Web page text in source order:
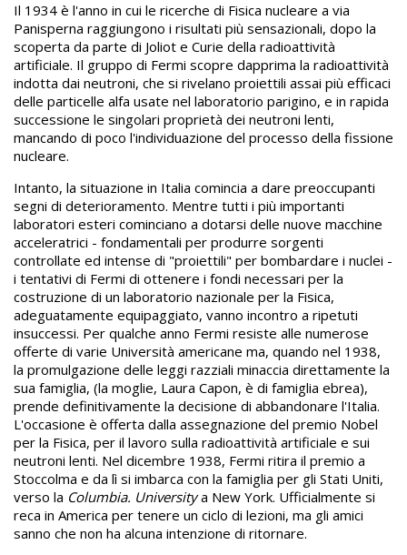
Il 1934 è l'anno in cui le ricerche di Fisica nucleare a via
Panisperna raggiungono i risultati più sensazionali, dopo la
scoperta da parte di Joliot e Curie della radioattività
artificiale. Il gruppo di Fermi scopre dapprima la radioattività
indotta dai neutroni, che si rivelano proiettili assai più efficaci
delle particelle alfa usate nel laboratorio parigino, e in rapida
successione le singolari proprietà dei neutroni lenti,
mancando di poco l'individuazione del processo della fissione
nucleare.
Intanto, la situazione in Italia comincia a dare preoccupanti
segni di deterioramento. Mentre tutti i più importanti
laboratori esteri cominciano a dotarsi delle nuove macchine
acceleratrici - fondamentali per produrre sorgenti
controllate ed intense di "proiettili" per bombardare i nuclei -
i tentativi di Fermi di ottenere i fondi necessari per la
costruzione di un laboratorio nazionale per la Fisica,
adeguatamente equipaggiato, vanno incontro a ripetuti
insuccessi. Per qualche anno Fermi resiste alle numerose
offerte di varie Università americane ma, quando nel 1938,
la promulgazione delle leggi razziali minaccia direttamente la
sua famiglia, (la moglie, Laura Capon, è di famiglia ebrea),
prende definitivamente la decisione di abbandonare l'Italia.
L'occasione è offerta dalla assegnazione del premio Nobel
per la Fisica, per il lavoro sulla radioattività artificiale e sui
neutroni lenti. Nel dicembre 1938, Fermi ritira il premio a
Stoccolma e da lì si imbarca con la famiglia per gli Stati Uniti,
verso la Columbia. Universitya New York. Ufficialmente si
reca in America per tenere un ciclo di lezioni, ma gli amici
sanno che non ha alcuna intenzione di ritornare.